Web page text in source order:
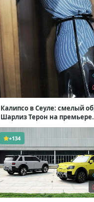
Калипсо в Сеуле: смелый
Шарлиз Терон на премьере
«Одиссеи»( 6 фото )
+134